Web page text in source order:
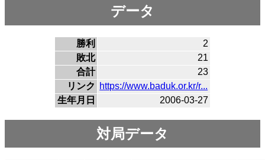
データ
勝利
2
敗北
21
合計
23
リンク
https://www.baduk.or.kr/r...
生年月日
2006-03-27
対局データ